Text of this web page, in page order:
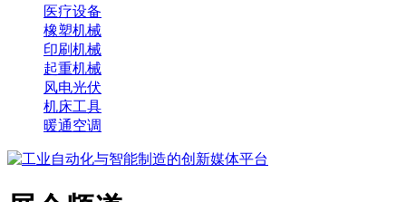
医疗设备
橡塑机械
印刷机械
起重机械
风电光伏
机床工具
暖通空调